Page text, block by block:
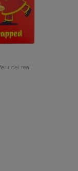
del real.